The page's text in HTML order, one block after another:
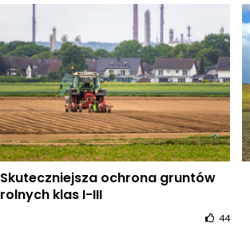
Skuteczniejsza ochrona gruntów
rolnych klas I-III
44